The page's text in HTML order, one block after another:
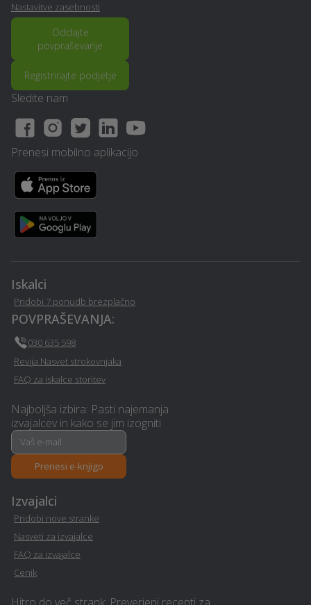
Prevoz vozil - Kidricevo
Razpis - Kidricevo
Ultrazvok - Kidricevo
Nepremičninska agencija -
Kidricevo
Snemanje poroke -
Kidricevo
Organizacija dogodkov -
Manikerstvo / pedikerstvo
- Kidricevo
Kozmetični salon -
Sanacija balkonov in teras
- Kidricevo
Urejanje okolice -
Kidricevo
Avto storitve in oprema -
Iskalci
Pridobi 7 ponudb brezplačno
POVPRAŠEVANJA:
030 635 598
Revija Nasvet strokovnjaka
FAQ za iskalce storitev
Najboljša izbira: Pasti najemanja
izvajalcev in kako se jim izogniti
Prenesi e-knjigo
Izvajalci
Pridobi nove stranke
Nasveti za izvajalce
FAQ za izvajalce
Cenik
Nastavitve zasebnosti
Oddajte
povpraševanje
Registrirajte podjetje
Sledite nam
Prenesi mobilno aplikacijo